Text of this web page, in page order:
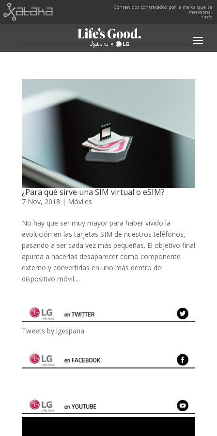
Contenidos contratados por la marca que se
menciona.
+info
¿Para qué sirve una SIM virtual o eSIM?
7 Nov, 2018 | Móviles
No hay que ser muy mayor para haber vivido la
evolución en las tarjetas SIM de nuestros teléfonos,
pasando a ser cada vez más pequeñas. El objetivo final
apunta a hacerlas desaparecer como componente
externo y convertirlas en uno más dentro del
dispositivo móvil....
Tweets by lgespana